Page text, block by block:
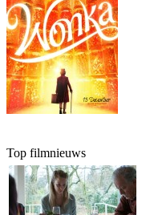
Top filmnieuws